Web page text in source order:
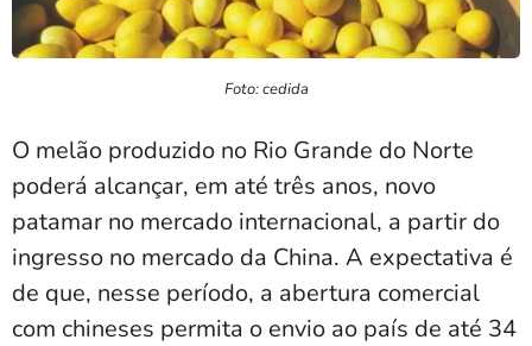
Foto: cedida
O melão produzido no Rio Grande do Norte
poderá alcançar, em até três anos, novo
patamar no mercado internacional, a partir do
ingresso no mercado da China. A expectativa é
de que, nesse período, a abertura comercial
com chineses permita o envio ao país de até 34